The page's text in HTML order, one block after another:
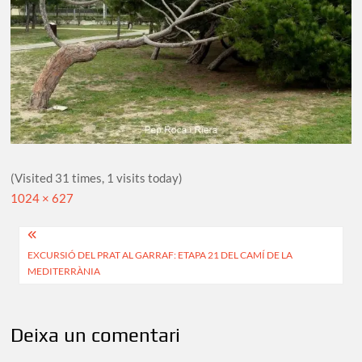
(Visited 31 times, 1 visits today)
Full
1024 × 627
Navegació
d'entrades
EXCURSIÓ DEL PRAT AL GARRAF: ETAPA 21 DEL CAMÍ DE LA
MEDITERRÀNIA
Deixa un comentari